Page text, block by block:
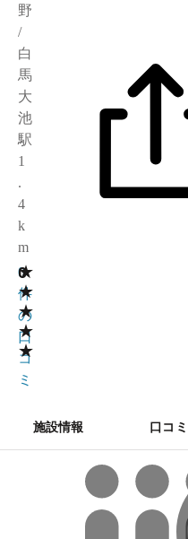
野
/
白
馬
大
池
駅
1
.
4
k
m
★
★
★
★
★
0
0
件
の
口
コ
ミ
施設情報 口コミ